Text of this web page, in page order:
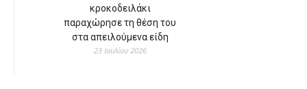
κροκοδειλάκι
παραχώρησε τη θέση του
στα απειλούμενα είδη
23 Ιουλίου 2026